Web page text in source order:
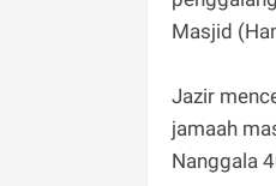
Masjid
Jazir
jamaah
Nanggala